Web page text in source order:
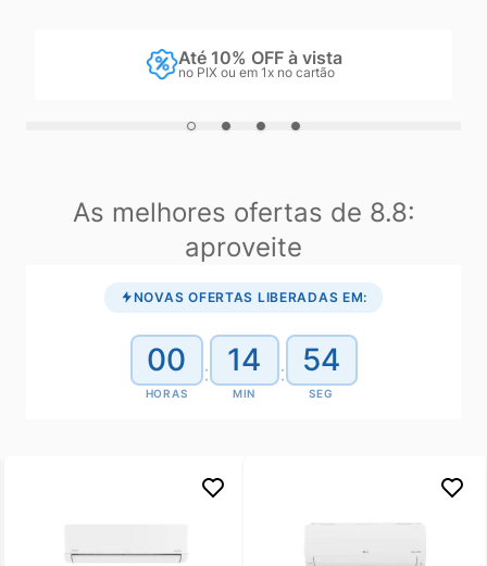
Até 10% OFF à vista
no PIX ou em 1x no cartão
As melhores ofertas de 8.8:
aproveite
NOVAS OFERTAS LIBERADAS EM:
00
HORAS
: 14
MIN
: 52
SEG